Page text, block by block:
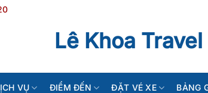
Lê Khoa Travel
VỤ ĐIỂM ĐẾN ĐẶT VÉ XE BẢNG